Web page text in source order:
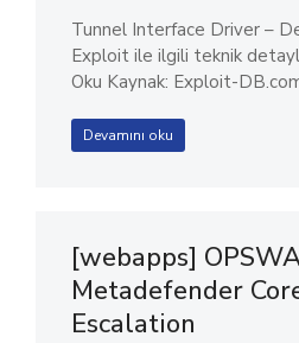
Tunnel Interface Driver –
Exploit ile ilgili teknik
Oku Kaynak: Exploit-
Devamını oku
[webapps]
Metadefender
Escalation